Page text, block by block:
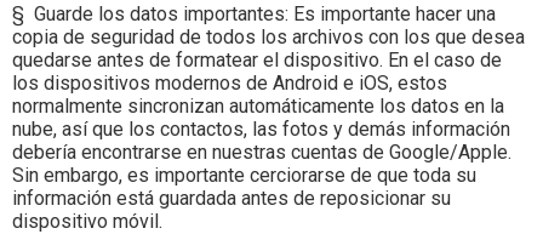
§ Guarde los datos importantes: Es importante hacer una
copia de seguridad de todos los archivos con los que desea
quedarse antes de formatear el dispositivo. En el caso de
los dispositivos modernos de Android e iOS, estos
normalmente sincronizan automáticamente los datos en la
nube, así que los contactos, las fotos y demás información
debería encontrarse en nuestras cuentas de Google/Apple.
Sin embargo, es importante cerciorarse de que toda su
información está guardada antes de reposicionar su
dispositivo móvil.